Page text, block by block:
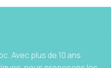
Avec plus de 10 ans